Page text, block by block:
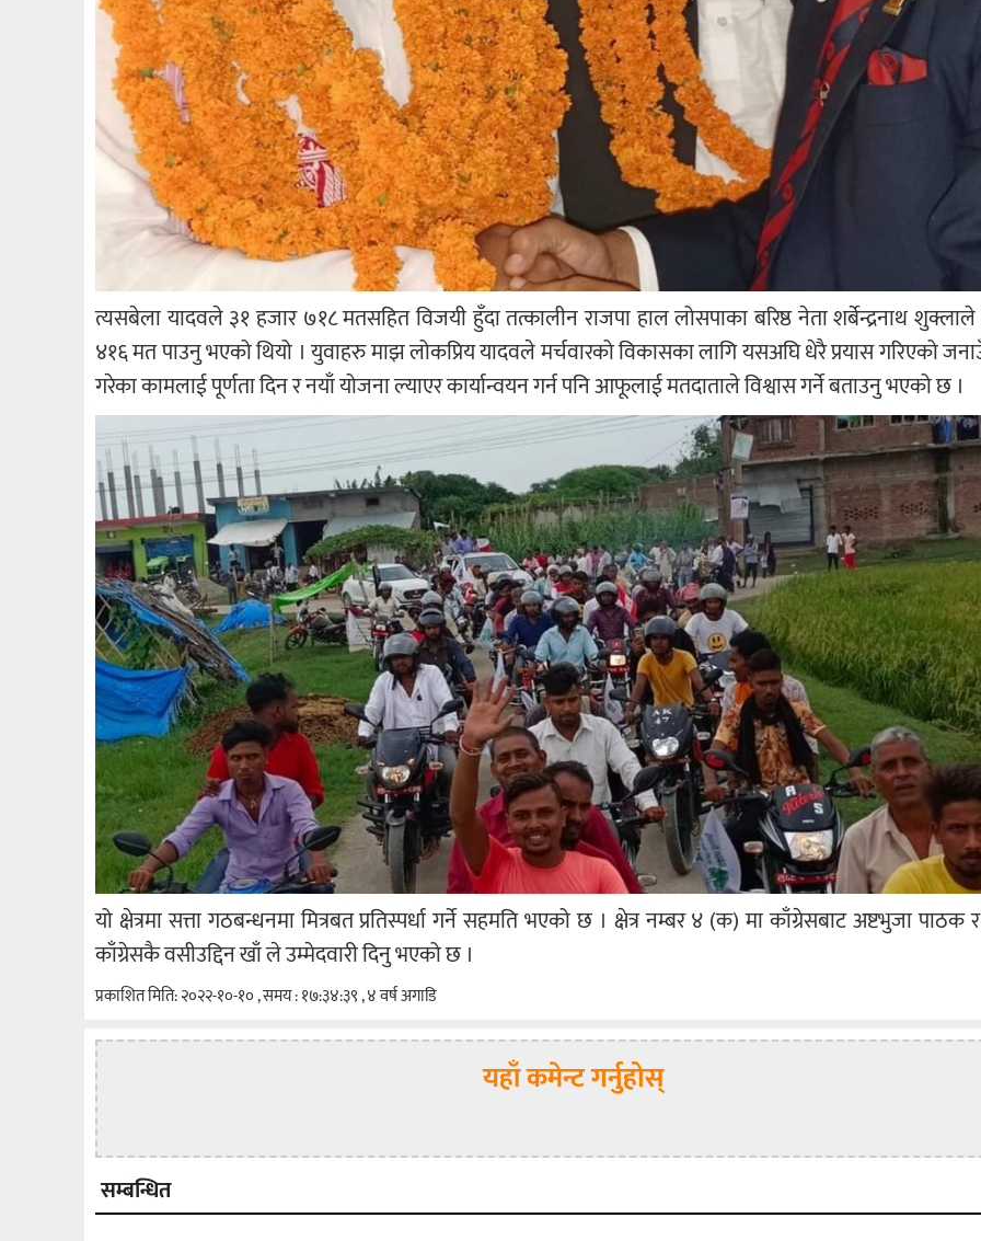
त्यसबेला यादवले ३१ हजार ७१८ मतसहित विजयी हुँदा तत्कालीन राजपा हाल लोसपाका बरिष्ठ नेता शर्बेन्द्रनाथ
४१६ मत पाउनु भएको थियो । युवाहरु माझ लोकप्रिय यादवले मर्चवारको विकासका लागि यसअघि धेरै प्रयास गरिएको
गरेका कामलाई पूर्णता दिन र नयाँ योजना ल्याएर कार्यान्वयन गर्न पनि आफूलाई मतदाताले विश्वास गर्ने बताउनु भएको छ ।
यो क्षेत्रमा सत्ता गठबन्धनमा मित्रबत प्रतिस्पर्धा गर्ने सहमति भएको छ । क्षेत्र नम्बर ४ (क) मा काँग्रेसबाट अष्टभुजा
काँग्रेसकै वसीउद्दिन खाँ ले उम्मेदवारी दिनु भएको छ ।
प्रकाशित मिति: २०२२-१०-१० , समय : १७:३४:३९ , ४ वर्ष अगाडि
यहाँ कमेन्ट गर्नुहोस्
सम्बन्धित